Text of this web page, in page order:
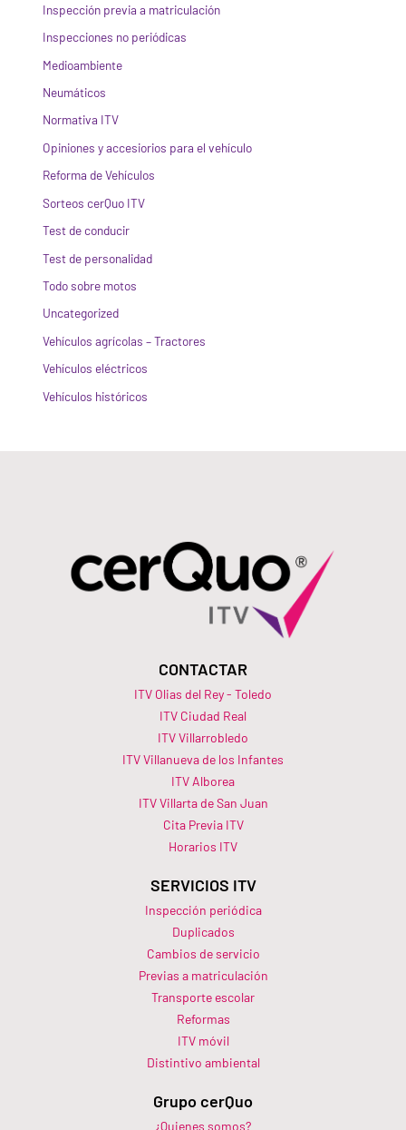
Inspección previa a matriculación
Inspecciones no periódicas
Medioambiente
Neumáticos
Normativa ITV
Opiniones y accesiorios para el vehículo
Reforma de Vehículos
Sorteos cerQuo ITV
Test de conducir
Test de personalidad
Todo sobre motos
Uncategorized
Vehículos agrícolas – Tractores
Vehículos eléctricos
Vehículos históricos
CONTACTAR
ITV Olias del Rey - Toledo
ITV Ciudad Real
ITV Villarrobledo
ITV Villanueva de los Infantes
ITV Alborea
ITV Villarta de San Juan
Cita Previa ITV
Horarios ITV​
SERVICIOS ITV
Inspección periódica
Duplicados
Cambios de servicio
Previas a matriculación
Transporte escolar
Reformas
ITV móvil
Distintivo ambiental
Grupo cerQuo
¿Quienes somos?